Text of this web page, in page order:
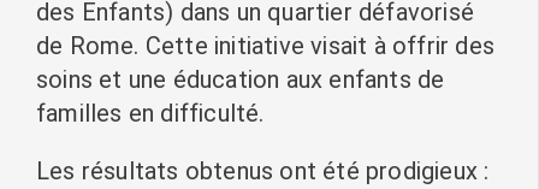
des Enfants) dans un quartier défavorisé
de Rome. Cette initiative visait à offrir des
soins et une éducation aux enfants de
familles en difficulté.
Les résultats obtenus ont été prodigieux :